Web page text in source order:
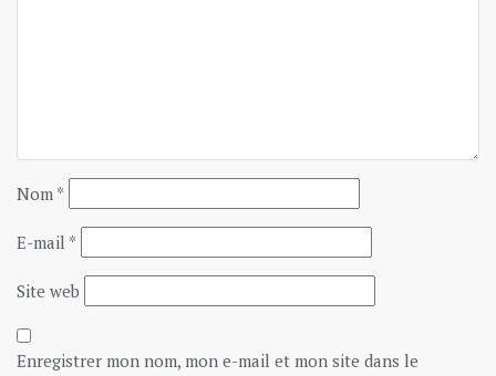
Nom *
E-mail *
Site web
Enregistrer mon nom, mon e-mail et mon site dans le